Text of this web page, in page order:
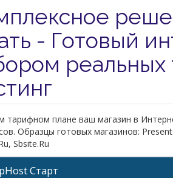
- Готовый
реальных
плане ваш магазин в
Образцы готовых магазинов:
Sbsite.Ru
Старт